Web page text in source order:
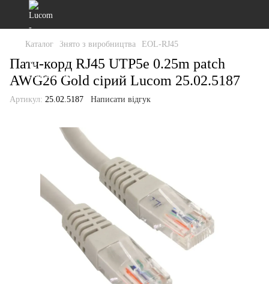
Каталог Знято з виробництва EOL-RJ45
Патч-корд RJ45 UTP5e 0.25m patch
AWG26 Gold сірий Lucom 25.02.5187
Артикул: 25.02.5187 Написати відгук